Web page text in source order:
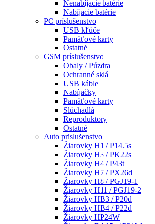
Nenabíjacie batérie
Nabíjacie batérie
PC príslušenstvo
USB kľúče
Pamäťové karty
Ostatné
GSM príslušenstvo
Obaly / Púzdra
Ochranné sklá
USB káble
Nabíjačky
Pamäťové karty
Slúchadlá
Reproduktory
Ostatné
Auto príslušenstvo
Žiarovky H1 / P14.5s
Žiarovky H3 / PK22s
Žiarovky H4 / P43t
Žiarovky H7 / PX26d
Žiarovky H8 / PGJ19-1
Žiarovky H11 / PGJ19-2
Žiarovky HB3 / P20d
Žiarovky HB4 / P22d
Žiarovky HP24W